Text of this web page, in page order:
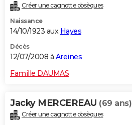
Créer une cagnotte obsèques
Naissance
14/10/1923 aux Hayes
Décès
12/07/2008 à Areines
Famille DAUMAS
Jacky MERCEREAU (69 ans)
Créer une cagnotte obsèques